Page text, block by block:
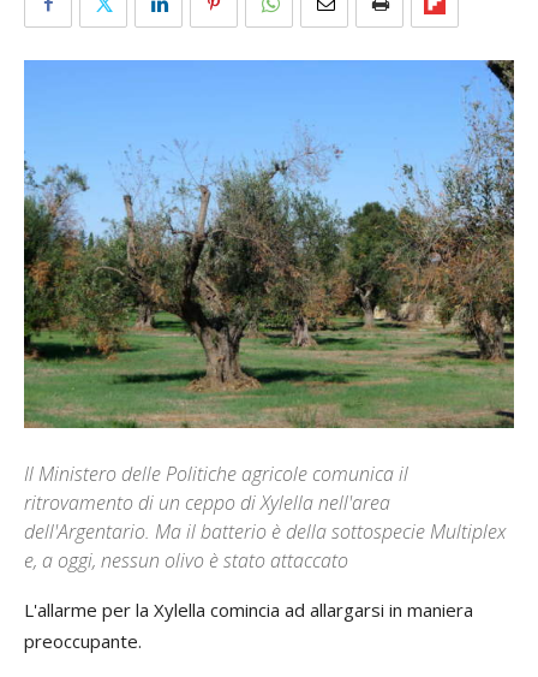
Il Ministero delle Politiche agricole comunica il
ritrovamento di un ceppo di Xylella nell'area
dell'Argentario. Ma il batterio è della sottospecie Multiplex
e, a oggi, nessun olivo è stato attaccato
L'allarme per la Xylella comincia ad allargarsi in maniera
preoccupante.